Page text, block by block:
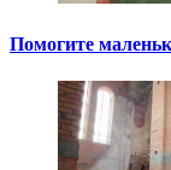
Помогите